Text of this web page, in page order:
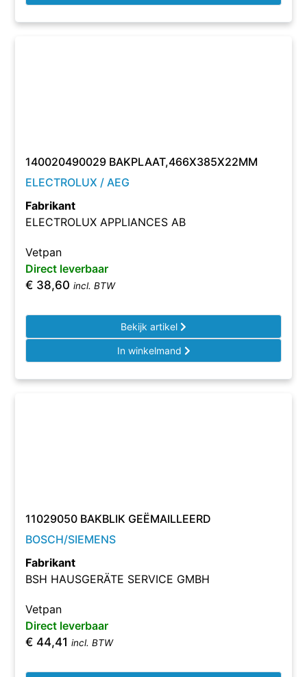
140020490029 BAKPLAAT,466X385X22MM
ELECTROLUX / AEG
Fabrikant
ELECTROLUX APPLIANCES AB
Vetpan
Direct leverbaar
€ 38,60 incl. BTW
Bekijk artikel
In winkelmand
11029050 BAKBLIK GEËMAILLEERD
BOSCH/SIEMENS
Fabrikant
BSH HAUSGERÄTE SERVICE GMBH
Vetpan
Direct leverbaar
€ 44,41 incl. BTW